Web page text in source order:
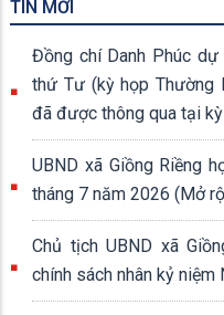
TIN MỚI
Đồng chí Danh Phúc
thứ Tư (kỳ họp Thường
đã được thông qua tại
UBND xã Giồng Riềng
tháng 7 năm 2026 (Mở
Chủ tịch UBND xã
chính sách nhân kỷ